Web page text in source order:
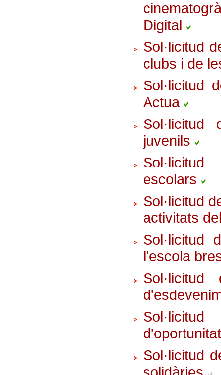
Digital
Sol·licitud
clubs i de
Sol·licitud
Actua
juvenils
escolars
Sol·licitud
activitats
Sol·licitud
l'escola
Sol·licitud